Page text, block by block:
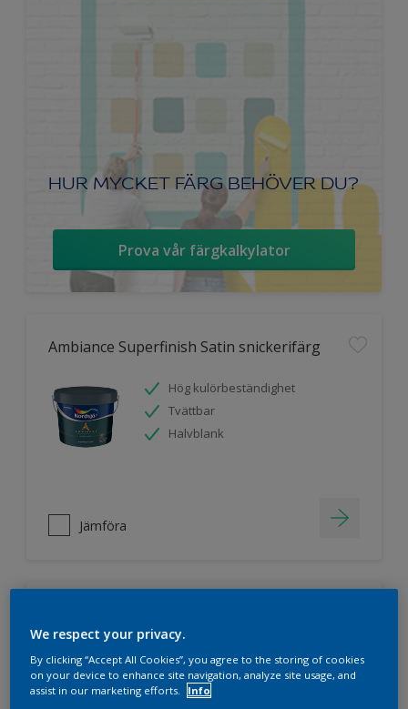
HUR MYCKET FÄRG BEHÖVER DU?
Prova vår färgkalkylator
Ambiance Superfinish Satin snickerifärg
Hög kulörbeständighet
Tvättbar
Halvblank
Jämföra
snickerifärg
Helmatt
Hög kulörbeständighet
We respect your privacy.
By clicking “Accept All Cookies”, you agree to the storing of cookies
on your device to enhance site navigation, analyze site usage, and
assist in our marketing efforts.
Info